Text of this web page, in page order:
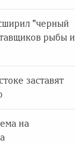
"черный
рыбы и
заставят
на